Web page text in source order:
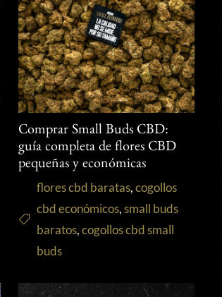
Comprar Small Buds CBD:
guía completa de flores CBD
pequeñas y económicas
flores cbd baratas,cogollos
cbd económicos,small buds
baratos,cogollos cbd small
buds